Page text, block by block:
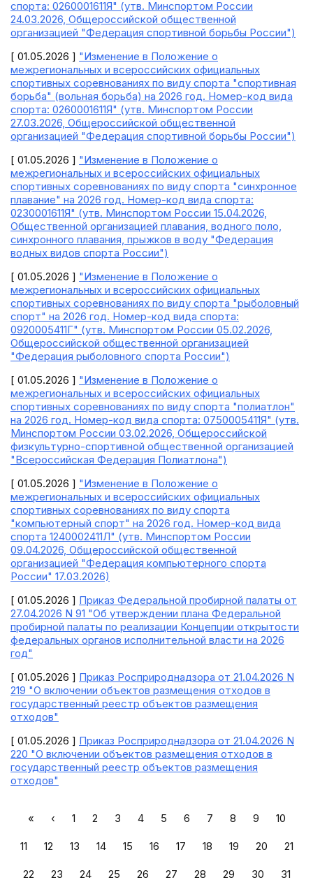
спорта: 0260001611Я" (утв. Минспортом России
24.03.2026, Общероссийской общественной
организацией "Федерация спортивной борьбы России")
[ 01.05.2026 ] "Изменение в Положение о
межрегиональных и всероссийских официальных
спортивных соревнованиях по виду спорта "спортивная
борьба" (вольная борьба) на 2026 год. Номер-код вида
спорта: 0260001611Я" (утв. Минспортом России
27.03.2026, Общероссийской общественной
организацией "Федерация спортивной борьбы России")
[ 01.05.2026 ] "Изменение в Положение о
межрегиональных и всероссийских официальных
спортивных соревнованиях по виду спорта "синхронное
плавание" на 2026 год. Номер-код вида спорта:
0230001611Я" (утв. Минспортом России 15.04.2026,
Общественной организацией плавания, водного поло,
синхронного плавания, прыжков в воду "Федерация
водных видов спорта России")
[ 01.05.2026 ] "Изменение в Положение о
межрегиональных и всероссийских официальных
спортивных соревнованиях по виду спорта "рыболовный
спорт" на 2026 год. Номер-код вида спорта:
0920005411Г" (утв. Минспортом России 05.02.2026,
Общероссийской общественной организацией
"Федерация рыболовного спорта России")
[ 01.05.2026 ] "Изменение в Положение о
межрегиональных и всероссийских официальных
спортивных соревнованиях по виду спорта "полиатлон"
на 2026 год. Номер-код вида спорта: 0750005411Я" (утв.
Минспортом России 03.02.2026, Общероссийской
физкультурно-спортивной общественной организацией
"Всероссийская Федерация Полиатлона")
[ 01.05.2026 ] "Изменение в Положение о
межрегиональных и всероссийских официальных
спортивных соревнованиях по виду спорта
"компьютерный спорт" на 2026 год. Номер-код вида
спорта 1240002411Л" (утв. Минспортом России
09.04.2026, Общероссийской общественной
организацией "Федерация компьютерного спорта
России" 17.03.2026)
[ 01.05.2026 ] Приказ Федеральной пробирной палаты от
27.04.2026 N 91 "Об утверждении плана Федеральной
пробирной палаты по реализации Концепции открытости
федеральных органов исполнительной власти на 2026
год"
[ 01.05.2026 ] Приказ Росприроднадзора от 21.04.2026 N
219 "О включении объектов размещения отходов в
государственный реестр объектов размещения
отходов"
[ 01.05.2026 ] Приказ Росприроднадзора от 21.04.2026 N
220 "О включении объектов размещения отходов в
государственный реестр объектов размещения
отходов"
« ‹ 1 2 3 4 5 6 7 8 9 10
11 12 13 14 15 16 17 18 19 20 21
22 23 24 25 26 27 28 29 30 31